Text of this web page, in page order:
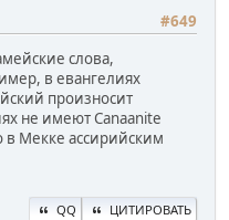
#649
слова,
в евангелиях
произносит
не имеют Canaanite
в Мекке ассирийским
QQ ЦИТИРОВАТЬ